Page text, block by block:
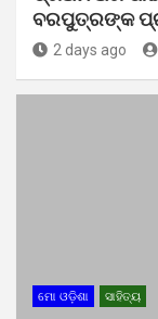
ବରପୁତ୍ରଙ୍କ
2 days ago
ମୋ ଓଡ଼ିଶା ସାହିତ୍ୟ